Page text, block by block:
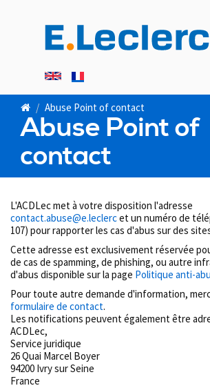
Abuse Point of contact
Abuse Point of
contact
L'ACDLec met à votre disposition l'adresse
contact.abuse@e.leclercet un numéro de
107) pour rapporter les cas d'abus sur des
Cette adresse est exclusivement réservée
de cas de spamming, de phishing, ou autre
d'abus disponible sur la page Politique anti-
Pour toute autre demande d'information,
formulaire de contact.
Les notifications peuvent également être
ACDLec,
Service juridique
26 Quai Marcel Boyer
94200 Ivry sur Seine
France